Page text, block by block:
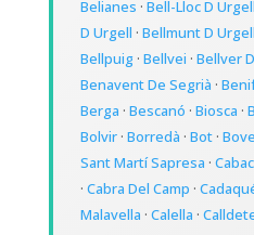
Belianes · Bell-Lloc D Urgell
D Urgell · Bellmunt D Urgell
Bellpuig· Bellvei · Bellver
Benavent De Segrià ·
Berga · Bescanó · Biosca ·
Bolvir· Borredà · Bot·
Sant Martí Sapresa ·
· Cabra Del Camp ·
Malavella · Calella ·